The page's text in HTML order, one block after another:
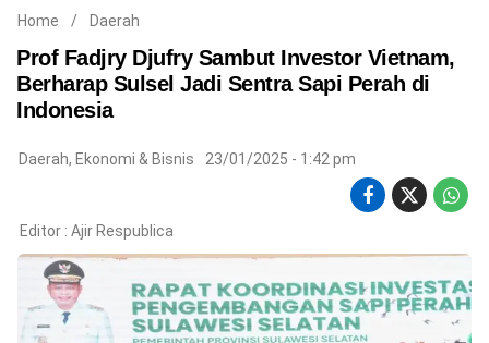
2026
Reserved
Home / Daerah
Prof Fadjry Djufry Sambut Investor Vietnam,
Berharap Sulsel Jadi Sentra Sapi Perah di
Indonesia
Daerah, Ekonomi & Bisnis 23/01/2025 - 1:42 pm
Editor : Ajir Respublica